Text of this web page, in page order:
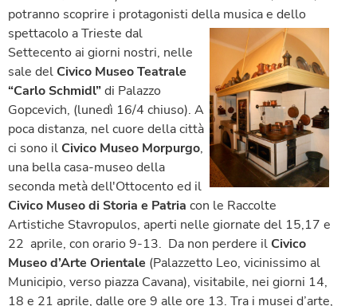
potranno scoprire i protagonisti della musica e dello
spettacolo a Trieste dal
Settecento ai giorni nostri, nelle
sale delCivico Museo Teatrale
“Carlo Schmidl”di Palazzo
Gopcevich, (lunedì 16/4 chiuso). A
poca distanza, nel cuore della città
ci sono ilCivico Museo Morpurgo,
una bella casa-museo della
seconda metà dell'Ottocento ed il
Civico Museo di Storia e Patria con le Raccolte
Artistiche Stavropulos, aperti nelle giornate del 15,17 e
22 aprile, con orario 9-13. Da non perdere ilCivico
Museo d’Arte Orientale (Palazzetto Leo, vicinissimo al
Municipio, verso piazza Cavana), visitabile, nei giorni 14,
18 e 21 aprile, dalle ore 9 alle ore 13. Tra i musei d’arte,